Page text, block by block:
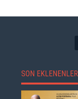
SON EKLENENLER